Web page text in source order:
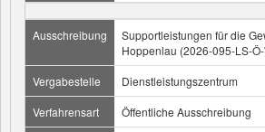
Ausschreibung
Supportleistungen für die
Hoppenlau (2026-095-LS-
Vergabestelle
Dienstleistungszentrum
Verfahrensart
Öffentliche Ausschreibung